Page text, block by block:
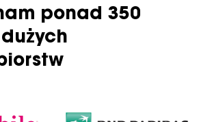
ponad 350